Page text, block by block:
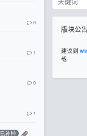
0
1
0
1
已补种
版块公告
建议到
载